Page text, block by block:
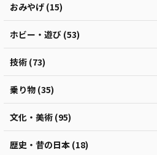
おみやげ (15)
ホビー・遊び (53)
技術 (73)
乗り物 (35)
文化・美術 (95)
歴史・昔の日本 (18)